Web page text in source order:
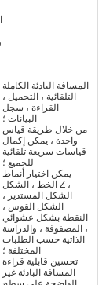
المسافة البادئة الكاملة
التلقائية ، التحميل ،
القراءة ، سجل
البيانات ؛
من خلال طريقة قياس
واحدة ، يمكن إكمال
قياسات سريعة تلقائية
للجميع ؛
يمكن اختيار أنماط
الخط ، الشكل Z ،
الشكل المستدير ،
الشكل القوس ،
النقطة بشكل عشوائي
، المصفوفة ، والدراسة
الذاتية حسب الطلبات
المختلفة ؛
تحسين قابلية قراءة
المسافة البادئة غير